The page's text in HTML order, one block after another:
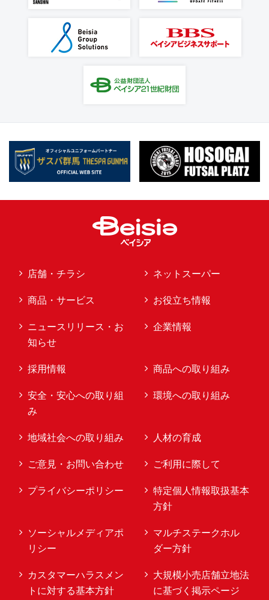
店舗・チラシ ネットスーパー
商品・サービス お役立ち情報
ニュースリリース・お
知らせ
企業情報
採用情報 商品への取り組み
安全・安心への取り組
み
環境への取り組み
地域社会への取り組み 人材の育成
ご意見・お問い合わせ ご利用に際して
プライバシーポリシー
特定個人情報取扱基本
方針
ソーシャルメディアポ
リシー
マルチステークホル
ダー方針
カスタマーハラスメン
トに対する基本方針
大規模小売店舗立地法
に基づく掲示ページ